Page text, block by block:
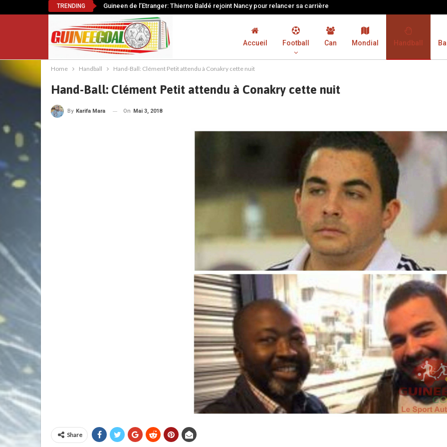
TRENDING Guineen de l’Etranger: Thierno Baldé rejoint Nancy pour relancer sa carrière
Accueil Football Can Mondial Handball
Home Handball Hand-Ball: Clément Petit attendu à Conakry cette nuit
Hand-Ball: Clément Petit attendu à Conakry cette nuit
By Karifa Mara On Mai 3, 2018
Share